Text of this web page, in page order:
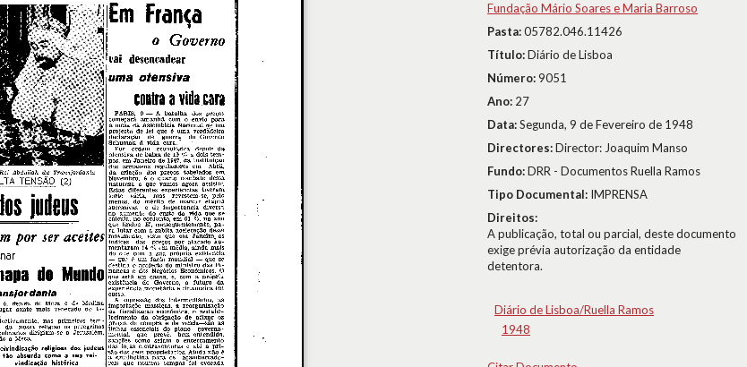
Fundação Mário Soares e Maria Barroso
Pasta:05782.046.11426
Título:Diário de Lisboa
Número:9051
Ano: 27
Data:Segunda, 9 de Fevereiro de 1948
Directores:Director: Joaquim Manso
Fundo:DRR - Documentos Ruella Ramos
Tipo Documental: IMPRENSA
Direitos:
A publicação, total ou parcial, deste documento
exige prévia autorização da entidade
detentora.
Diário de Lisboa/Ruella Ramos
1948